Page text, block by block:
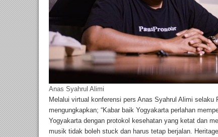
Anas Syahrul Alimi
Melalui virtual konferensi pers Anas Syahrul Alimi selaku
mengungkapkan; “Kabar baik Yogyakarta perlahan
Yogyakarta dengan protokol kesehatan yang ketat dan
musik tidak boleh stuck dan harus tetap berjalan.